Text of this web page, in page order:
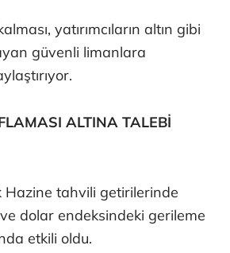
yatırımcıların altın gibi
güvenli limanlara
ALTINA TALEBİ
Hazine tahvili getirilerinde
dolar endeksindeki gerileme
etkili oldu.